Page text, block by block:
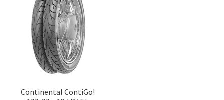
Continental ContiGo!